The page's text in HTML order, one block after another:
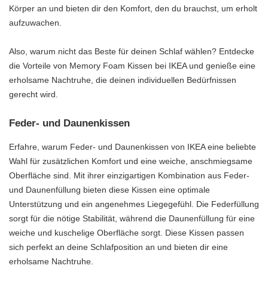
Körper an und bieten dir den Komfort, den du brauchst, um erholt
aufzuwachen.
Also, warum nicht das Beste für deinen Schlaf wählen? Entdecke
die Vorteile von Memory Foam Kissen bei IKEA und genieße eine
erholsame Nachtruhe, die deinen individuellen Bedürfnissen
gerecht wird.
Feder- und Daunenkissen
Erfahre, warum Feder- und Daunenkissen von IKEA eine beliebte
Wahl für zusätzlichen Komfort und eine weiche, anschmiegsame
Oberfläche sind. Mit ihrer einzigartigen Kombination aus Feder-
und Daunenfüllung bieten diese Kissen eine optimale
Unterstützung und ein angenehmes Liegegefühl. Die Federfüllung
sorgt für die nötige Stabilität, während die Daunenfüllung für eine
weiche und kuschelige Oberfläche sorgt. Diese Kissen passen
sich perfekt an deine Schlafposition an und bieten dir eine
erholsame Nachtruhe.